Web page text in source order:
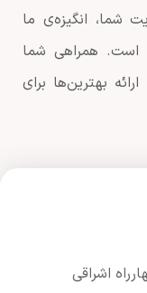
شما، انگیزه‌ی ما
است. همراهی شما
بهترین‌ها برای
اشراقی